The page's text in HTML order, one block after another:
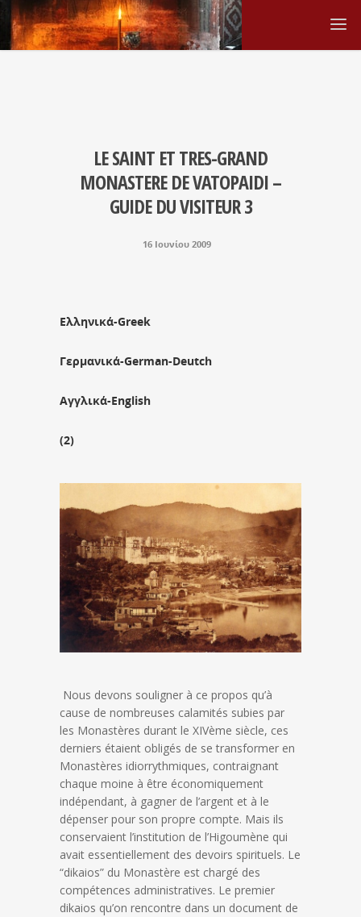
LE SAINT ET TRES-GRAND
MONASTERE DE VATOPAIDI –
GUIDE DU VISITEUR 3
16 Ιουνίου 2009
Ελληνικά-Greek
Γερμανικά-German-Deutch
Αγγλικά-English
(2)
Nous devons souligner à ce propos qu’à
cause de nombreuses calamités subies par
les Monastères durant le XIVème siècle, ces
derniers étaient obligés de se transformer en
Monastères idiorrythmiques, contraignant
chaque moine à être économiquement
indépendant, à gagner de l’argent et à le
dépenser pour son propre compte. Mais ils
conservaient l’institution de l’Higoumène qui
avait essentiellement des devoirs spirituels. Le
“dikaios” du Monastère est chargé des
compétences administratives. Le premier
dikaios qu’on rencontre dans un document de